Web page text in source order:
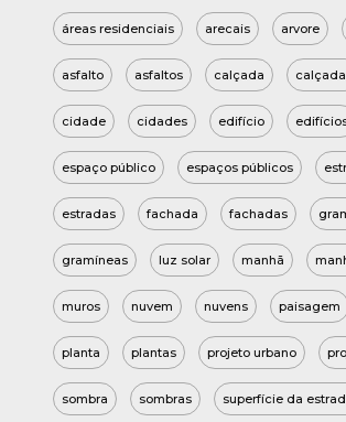
áreas residenciais arecais arvore
asfalto asfaltos calçada
cidade cidades edifício
espaço público espaços públicos
estradas fachada fachadas
gramíneas luz solar manhã
muros nuvem nuvens paisagem
planta plantas projeto urbano
sombra sombras superfície da